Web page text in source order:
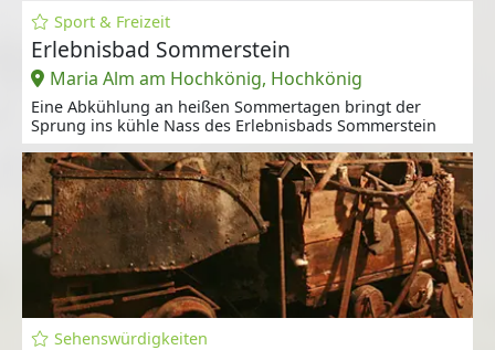
Sport & Freizeit
Erlebnisbad Sommerstein
Maria Alm am Hochkönig, Hochkönig
Eine Abkühlung an heißen Sommertagen bringt der
Sprung ins kühle Nass des Erlebnisbads Sommerstein
Sehenswürdigkeiten